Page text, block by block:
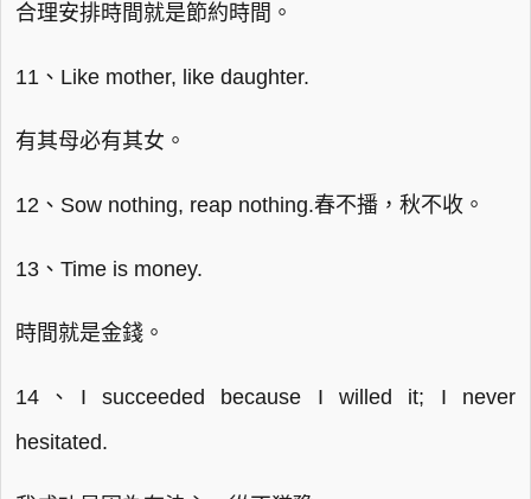
合理安排時間就是節約時間。
11、Like mother, like daughter.
有其母必有其女。
12、Sow nothing, reap nothing.春不播，秋不收。
13、Time is money.
時間就是金錢。
14、I succeeded because I willed it; I never
hesitated.